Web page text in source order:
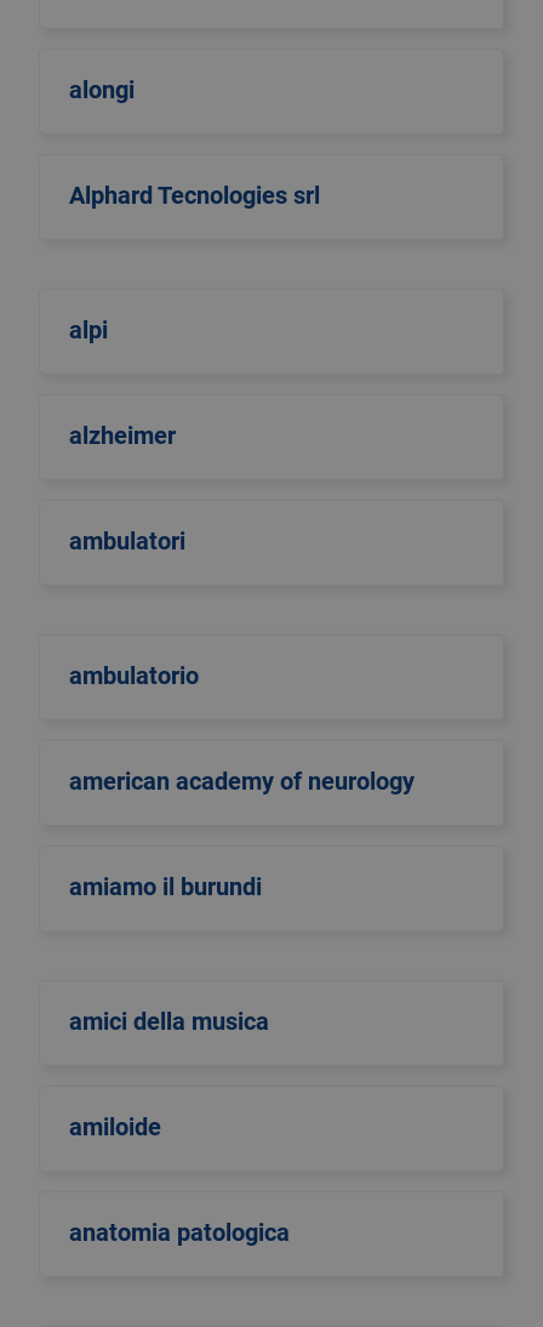
alongi
Alphard Tecnologies srl
alpi
alzheimer
ambulatori
ambulatorio
american academy of neurology
amiamo il burundi
amici della musica
amiloide
anatomia patologica